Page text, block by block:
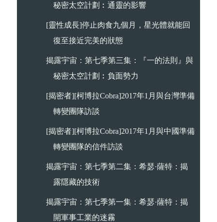
秘密太空計劃︰通靈的影響
[靈性成長]停止肉食九個月，星光體就能回
復至接近完美的狀態
揭露宇宙：第七季第三集：『一的法則』與
秘密太空計劃︰負面勢力
[揭密者][柯博拉Cobra]2017年1月與台灣準備
轉變團隊訪談
[揭密者][柯博拉Cobra]2017年1月與中國準備
轉變團隊的信件訪談
揭露宇宙：第七季第二集：希瑟·薩特：揭
露隱藏的技術
揭露宇宙：第七季第一集：希瑟·薩特：揭
開軍事工業的迷霧